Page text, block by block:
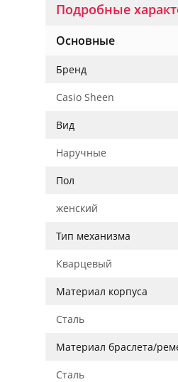
Подробные
Основные
Бренд
Casio Sheen
Вид
Наручные
Пол
женский
Тип механизма
Кварцевый
Материал корпуса
Сталь
Материал браслета/
Сталь